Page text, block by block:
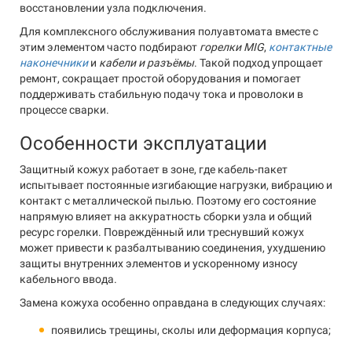
восстановлении узла подключения.
Для комплексного обслуживания полуавтомата вместе с
этим элементом часто подбирают горелки MIG, контактные
наконечникии кабели и разъёмы. Такой подход упрощает
ремонт, сокращает простой оборудования и помогает
поддерживать стабильную подачу тока и проволоки в
процессе сварки.
Особенности эксплуатации
Защитный кожух работает в зоне, где кабель-пакет
испытывает постоянные изгибающие нагрузки, вибрацию и
контакт с металлической пылью. Поэтому его состояние
напрямую влияет на аккуратность сборки узла и общий
ресурс горелки. Повреждённый или треснувший кожух
может привести к разбалтыванию соединения, ухудшению
защиты внутренних элементов и ускоренному износу
кабельного ввода.
Замена кожуха особенно оправдана в следующих случаях:
появились трещины, сколы или деформация корпуса;